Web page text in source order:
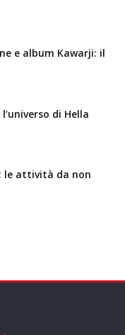
e album Kawarji: il
di Hella
le attività da non